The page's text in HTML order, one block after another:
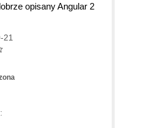
opisany Angular 2
21